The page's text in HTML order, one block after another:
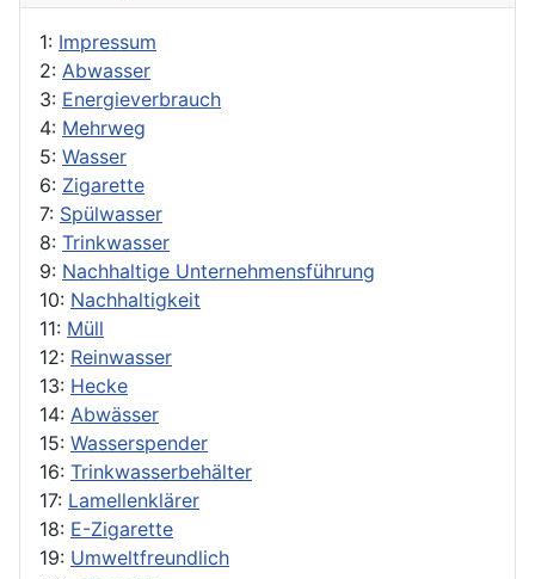
1: Impressum
2: Abwasser
3: Energieverbrauch
4: Mehrweg
5: Wasser
6: Zigarette
7: Spülwasser
8: Trinkwasser
9: Nachhaltige Unternehmensführung
10: Nachhaltigkeit
11: Müll
12: Reinwasser
13: Hecke
14: Abwässer
15: Wasserspender
16: Trinkwasserbehälter
17: Lamellenklärer
18: E-Zigarette
19: Umweltfreundlich